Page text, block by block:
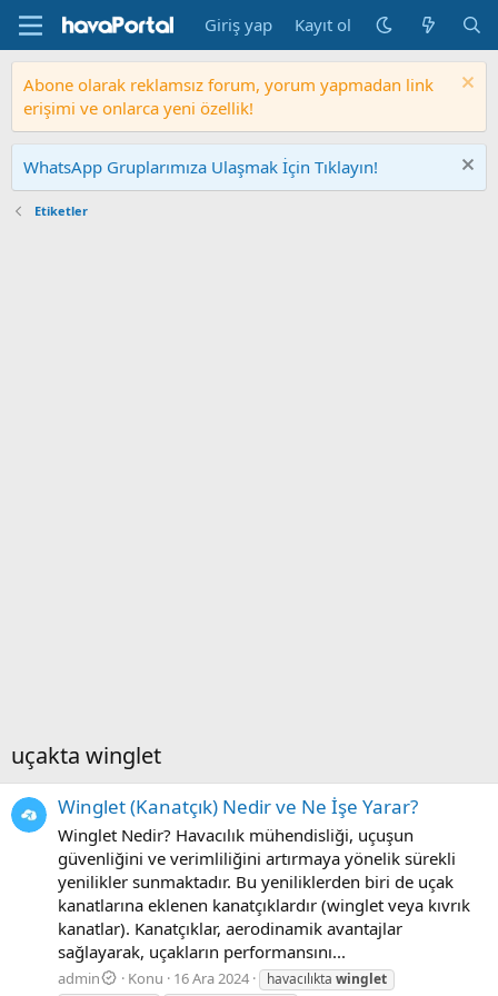
Giriş yap Kayıt ol
Abone olarak reklamsız forum, yorum yapmadan link
erişimi ve onlarca yeni özellik!
WhatsApp Gruplarımıza Ulaşmak İçin Tıklayın!
Etiketler
uçakta winglet
Winglet (Kanatçık) Nedir ve Ne İşe Yarar?
Winglet Nedir? Havacılık mühendisliği, uçuşun
güvenliğini ve verimliliğini artırmaya yönelik sürekli
yenilikler sunmaktadır. Bu yeniliklerden biri de uçak
kanatlarına eklenen kanatçıklardır (winglet veya kıvrık
kanatlar). Kanatçıklar, aerodinamik avantajlar
sağlayarak, uçakların performansını...
admin Konu 16 Ara 2024 havacılıktawinglet